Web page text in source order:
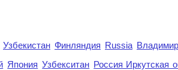
Узбекистан Финляндия Russia
Япония Узбекситан Россия Иркутская